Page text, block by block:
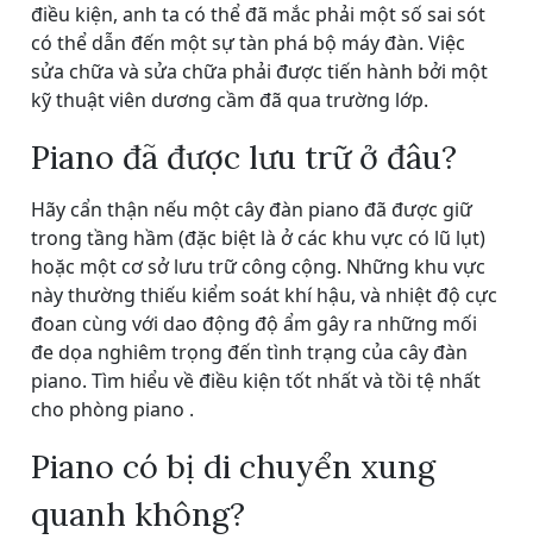
điều kiện, anh ta có thể đã mắc phải một số sai sót
có thể dẫn đến một sự tàn phá bộ máy đàn. Việc
sửa chữa và sửa chữa phải được tiến hành bởi một
kỹ thuật viên dương cầm đã qua trường lớp.
Piano đã được lưu trữ ở đâu?
Hãy cẩn thận nếu một cây đàn piano đã được giữ
trong tầng hầm (đặc biệt là ở các khu vực có lũ lụt)
hoặc một cơ sở lưu trữ công cộng. Những khu vực
này thường thiếu kiểm soát khí hậu, và nhiệt độ cực
đoan cùng với dao động độ ẩm gây ra những mối
đe dọa nghiêm trọng đến tình trạng của cây đàn
piano. Tìm hiểu về điều kiện tốt nhất và tồi tệ nhất
cho phòng piano .
Piano có bị di chuyển xung
quanh không?